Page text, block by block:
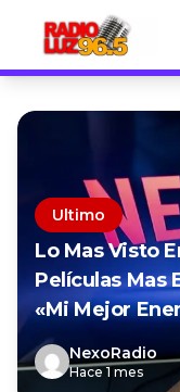
Ultimo
Lo Mas Visto
Películas Mas
«Mi Mejor
NexoRadio
Hace 1 mes